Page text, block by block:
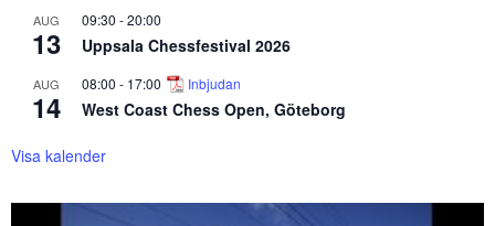
AUG
13
09:30 -20:00
Uppsala Chessfestival 2026
AUG
14
08:00 - 17:00 Inbjudan
West Coast Chess Open, Göteborg
Visa kalender